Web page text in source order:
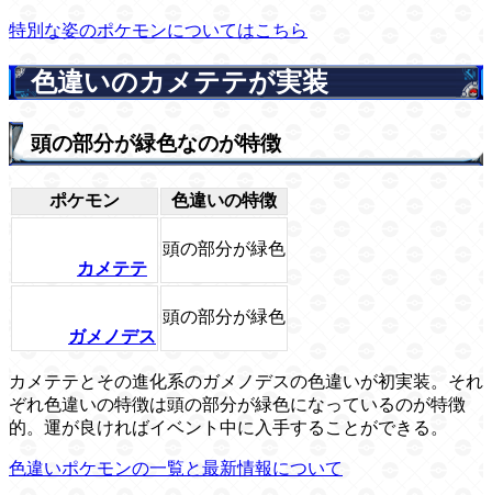
特別な姿のポケモンについてはこちら
色違いのカメテテが実装
頭の部分が緑色なのが特徴
ポケモン 色違いの特徴
カメテテ
頭の部分が緑色
ガメノデス
頭の部分が緑色
カメテテとその進化系のガメノデスの色違いが初実装。それ
ぞれ色違いの特徴は頭の部分が緑色になっているのが特徴
的。運が良ければイベント中に入手することができる。
色違いポケモンの一覧と最新情報について